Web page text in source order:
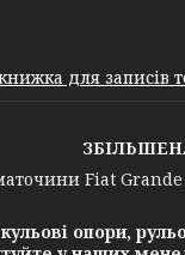
для записів
Fiat Grande
опори,